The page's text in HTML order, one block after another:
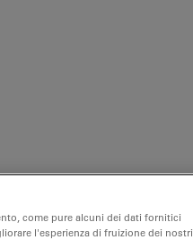
come pure alcuni dei dati fornitici
l'esperienza di fruizione dei nostri